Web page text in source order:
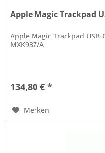
Apple Magic Trackpad
Apple Magic Trackpad
MXK93Z/A
134,80 € *
Merken